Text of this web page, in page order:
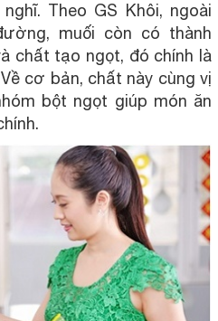
Theo GS Khôi, ngoài
muối còn có thành
chất tạo ngọt, đó chính là
cơ bản, chất này cùng vị
bột ngọt giúp món ăn